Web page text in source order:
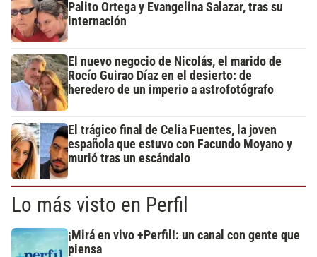
Palito Ortega y Evangelina Salazar, tras su
internación
El nuevo negocio de Nicolás, el marido de
Rocío Guirao Díaz en el desierto: de
heredero de un imperio a astrofotógrafo
El trágico final de Celia Fuentes, la joven
española que estuvo con Facundo Moyano y
murió tras un escándalo
Lo más visto en Perfil
¡Mirá en vivo +Perfil!: un canal con gente que
piensa